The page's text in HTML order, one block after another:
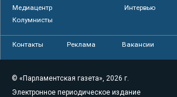
Медиацентр
Интервью
Колумнисты
Контакты Реклама Вакансии
© «Парламентская газета», 2026 г.
Электронное периодическое издание